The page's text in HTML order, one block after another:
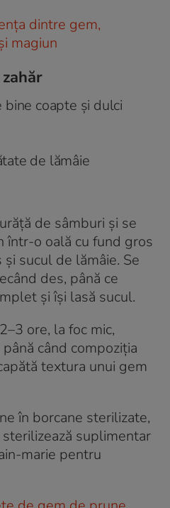
dintre gem,
magiun
coapte și dulci
de lămâie
de sâmburi și se
într-o oală cu fund gros
sucul de lămâie. Se
des, până ce
și își lasă sucul.
ore, la foc mic,
când compoziția
textura unui gem
în borcane sterilizate,
suplimentar
marie pentru